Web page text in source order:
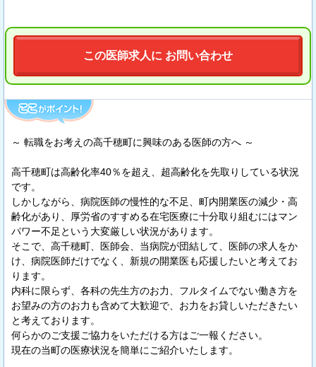
この医師求人に お問い合わせ
～ 転職をお考えの高千穂町に興味のある医師の方へ ～
高千穂町は高齢化率40％を超え、超高齢化を先取りしている状況
です。
しかしながら、病院医師の慢性的な不足、町内開業医の減少・高
齢化があり、厚労省のすすめる在宅医療に十分取り組むにはマン
パワー不足という大変厳しい状況があります。
そこで、高千穂町、医師会、当病院が団結して、医師の求人をか
け、病院医師だけでなく、新規の開業医も応援したいと考えてお
ります。
内科に限らず、各科の先生方のお力、フルタイムでない働き方を
お望みの方のお力も含めて大歓迎で、お力をお貸しいただきたい
と考えております。
何らかのご支援ご協力をいただける方はご一報ください。
現在の当町の医療状況を簡単にご紹介いたします。